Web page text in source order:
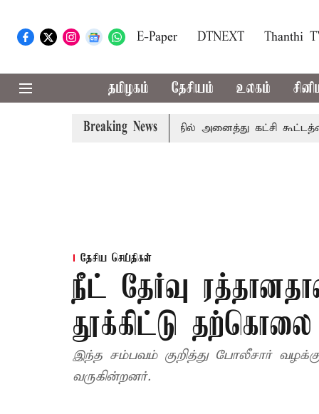
E-Paper DTNEXT Thanthi
தமிழகம் தேசியம் உலகம்
Breaking News
காவிரி விவகாரம்: தமிழகத்தில் அனைத்து கட்சி கூட்டத்தை
தேசிய செய்திகள்
நீட் தேர்வு
தூக்கிட்டு தற்கொலை
இந்த சம்பவம் குறித்து போலீசார்
வருகின்றனர்.